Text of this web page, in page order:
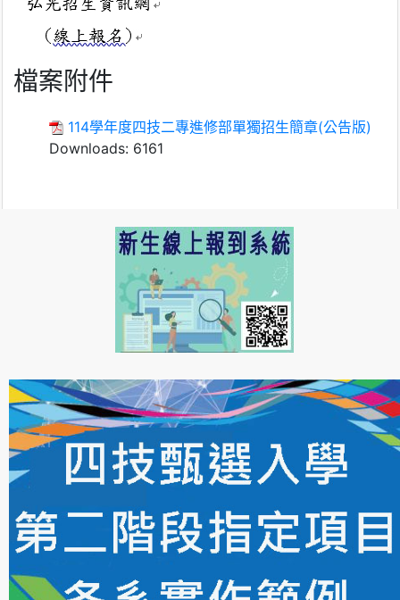
檔案附件
114學年度四技二專進修部單獨招生簡章(公告版)
Downloads: 6161